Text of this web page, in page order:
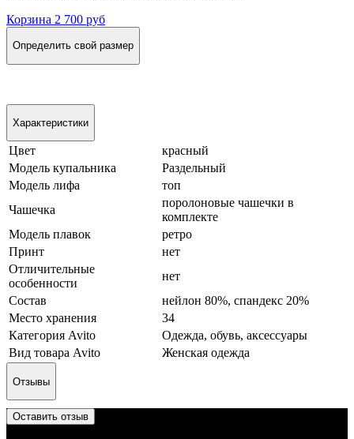
Корзина 2 700 руб
Определить свой размер
Характеристики
Цвет
красный
Модель купальника
Раздельный
Модель лифа
топ
Чашечка
поролоновые чашечки в
комплекте
Модель плавок
ретро
Принт
нет
Отличительные
особенности
нет
Состав
нейлон 80%, спандекс 20%
Место хранения
34
Категория Avito
Одежда, обувь, аксессуары
Вид товара Avito
Женская одежда
Отзывы
Оставить отзыв